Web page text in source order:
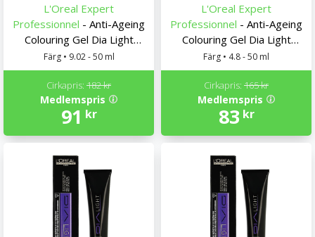
L'Oreal Expert
Professionnel - Anti-Ageing
Colouring Gel Dia Light
L'Oreal Expert
Professionnel
Färg • 9.02 - 50 ml
Medlemspris
91 kr
Cirkapris: 182 kr
L'Oreal Expert
Professionnel - Anti-Ageing
Colouring Gel Dia Light
L'Oreal Expert
Professionnel
Färg • 4.8 - 50 ml
Medlemspris
83 kr
Cirkapris: 165 kr